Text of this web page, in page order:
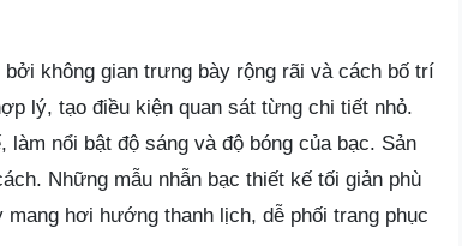
không gian trưng bày rộng rãi và cách bố trí
lý, tạo điều kiện quan sát từng chi tiết nhỏ.
nổi bật độ sáng và độ bóng của bạc. Sản
Những mẫu nhẫn bạc thiết kế tối giản phù
hơi hướng thanh lịch, dễ phối trang phục